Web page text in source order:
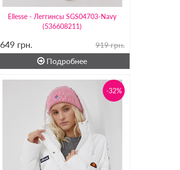
Ellesse - Леггинсы SGS04703-Navy
(536608211)
649 грн.
919 грн.
Подробнее
-32%